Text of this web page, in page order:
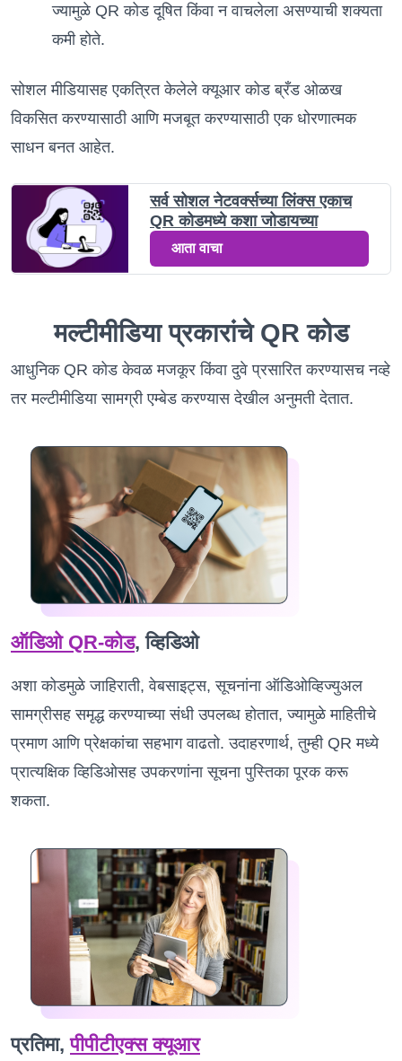
ज्यामुळे QR कोड दूषित किंवा न वाचलेला असण्याची शक्यता
कमी होते.
सोशल मीडियासह एकत्रित केलेले क्यूआर कोड ब्रँड ओळख
विकसित करण्यासाठी आणि मजबूत करण्यासाठी एक धोरणात्मक
साधन बनत आहेत.
सर्व सोशल नेटवर्क्सच्या लिंक्स एकाच
QR कोडमध्ये कशा जोडायच्या
आता वाचा
मल्टीमीडिया प्रकारांचे QR कोड
आधुनिक QR कोड केवळ मजकूर किंवा दुवे प्रसारित करण्यासच नव्हे
तर मल्टीमीडिया सामग्री एम्बेड करण्यास देखील अनुमती देतात.
ऑडिओ QR-कोड, व्हिडिओ
अशा कोडमुळे जाहिराती, वेबसाइट्स, सूचनांना ऑडिओव्हिज्युअल
सामग्रीसह समृद्ध करण्याच्या संधी उपलब्ध होतात, ज्यामुळे माहितीचे
प्रमाण आणि प्रेक्षकांचा सहभाग वाढतो. उदाहरणार्थ, तुम्ही QR मध्ये
प्रात्यक्षिक व्हिडिओसह उपकरणांना सूचना पुस्तिका पूरक करू
शकता.
प्रतिमा,पीपीटीएक्स क्यूआर